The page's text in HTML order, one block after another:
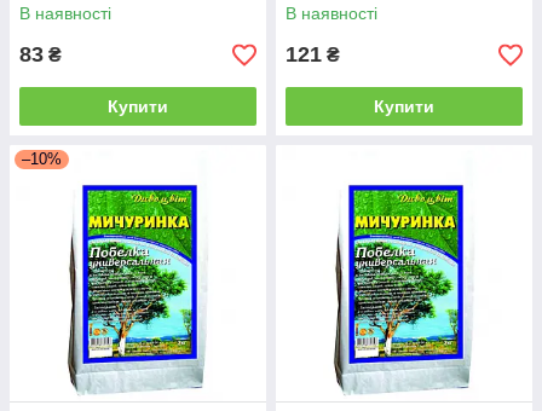
В наявності
83 ₴
Купити
В наявності
121 ₴
Купити
–10%